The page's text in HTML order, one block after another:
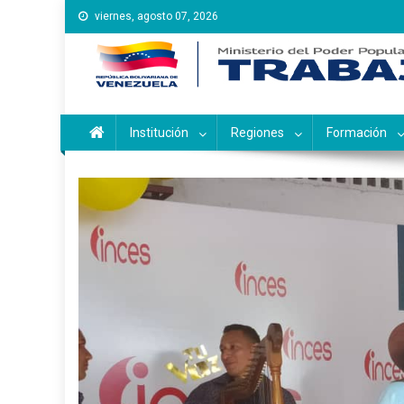
Saltar
al
contenido
viernes, agosto 07, 2026
Instituto Nacional de
Inces
Institución Regiones Formación